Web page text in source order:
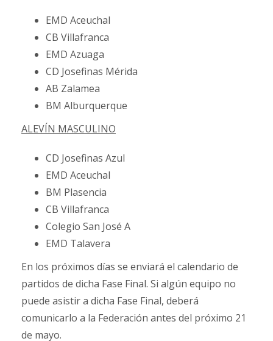
EMD Aceuchal
CB Villafranca
EMD Azuaga
CD Josefinas Mérida
AB Zalamea
BM Alburquerque
ALEVÍN MASCULINO
CD Josefinas Azul
EMD Aceuchal
BM Plasencia
CB Villafranca
Colegio San José A
EMD Talavera
En los próximos días se enviará el calendario de
partidos de dicha Fase Final. Si algún equipo no
puede asistir a dicha Fase Final, deberá
comunicarlo a la Federación antes del próximo 21
de mayo.